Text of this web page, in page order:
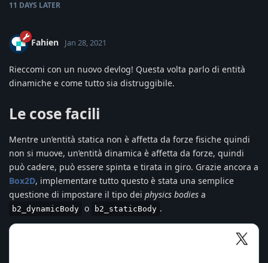
11 DAYS LATER
Fahien Jan 28, 2021
Rieccomi con un nuovo devlog! Questa volta parlo di entità
dinamiche e come tutto sia distruggibile.
Le cose facili
Mentre un’entità statica non è affetta da forze fisiche quindi
non si muove, un’entità dinamica è affetta da forze, quindi
può cadere, può essere spinta e tirata in giro. Grazie ancora a
Box2D, implementare tutto questo è stata una semplice
questione di impostare il tipo dei physics bodies a
b2_dynamicBody o b2_staticBody .